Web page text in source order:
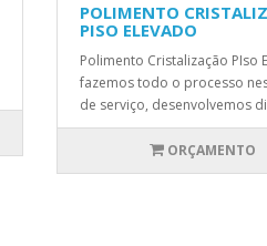
POLIMENTO
PISO ELEVADO
Polimento Cristalização PIso
fazemos todo o processo
de serviço, desenvolvemos
ORÇAMENTO